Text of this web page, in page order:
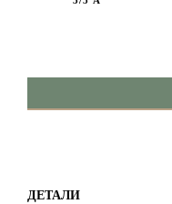
ДЕТАЛИ